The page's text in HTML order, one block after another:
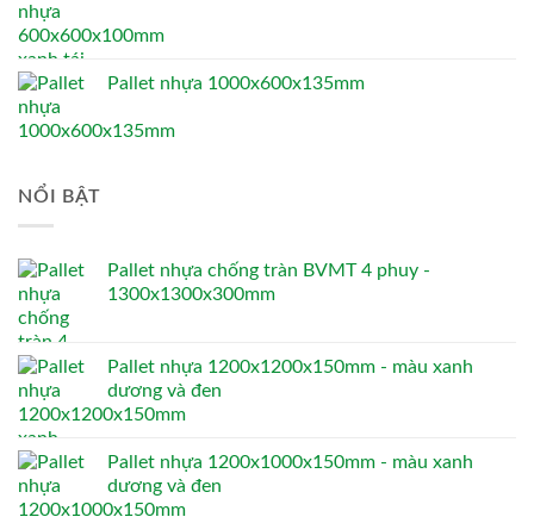
Pallet nhựa 1000x600x135mm
NỔI BẬT
Pallet nhựa chống tràn BVMT 4 phuy -
1300x1300x300mm
Pallet nhựa 1200x1200x150mm - màu xanh
dương và đen
Pallet nhựa 1200x1000x150mm - màu xanh
dương và đen